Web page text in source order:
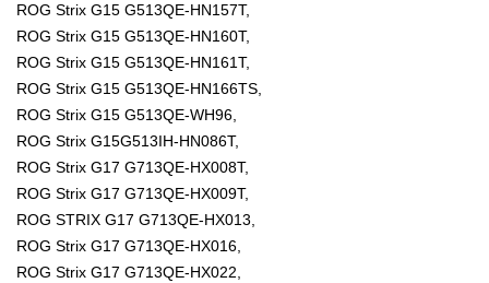
ROG Strix G15 G513QE-HN157T,
ROG Strix G15 G513QE-HN160T,
ROG Strix G15 G513QE-HN161T,
ROG Strix G15 G513QE-HN166TS,
ROG Strix G15 G513QE-WH96,
ROG Strix G15G513IH-HN086T,
ROG Strix G17 G713QE-HX008T,
ROG Strix G17 G713QE-HX009T,
ROG STRIX G17 G713QE-HX013,
ROG Strix G17 G713QE-HX016,
ROG Strix G17 G713QE-HX022,